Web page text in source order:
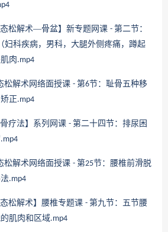
态松解术—骨盆】新专题网课 - 第二节：
妇科疾病，男科，大腿外侧疼痛，蹲起
肉 .mp4
松解术网络面授课 - 第6节：耻骨五种移
正.mp4
骨疗法】系列网课 - 第二十四节：排尿困
.mp4
松解术网络面授课 - 第25节：腰椎前滑脱
.mp4
态松解术】腰椎专题课 - 第九节：五节腰
肌肉和区域.mp4